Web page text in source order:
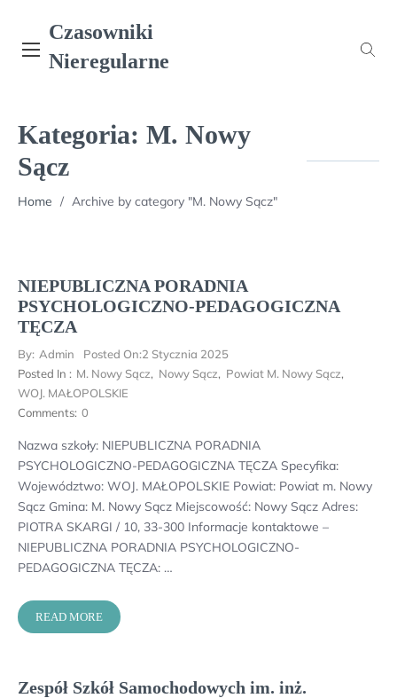
content
Czasowniki
Nieregularne
Kategoria: M. Nowy
Sącz
Home / Archive by category "M. Nowy Sącz"
NIEPUBLICZNA PORADNIA
PSYCHOLOGICZNO-PEDAGOGICZNA
TĘCZA
By: Admin Posted On:2 Stycznia 2025
Posted In : M. Nowy Sącz, Nowy Sącz, Powiat M. Nowy Sącz,
WOJ. MAŁOPOLSKIE
Comments: 0
Nazwa szkoły: NIEPUBLICZNA PORADNIA
PSYCHOLOGICZNO-PEDAGOGICZNA TĘCZA Specyfika:
Województwo: WOJ. MAŁOPOLSKIE Powiat: Powiat m. Nowy
Sącz Gmina: M. Nowy Sącz Miejscowość: Nowy Sącz Adres:
PIOTRA SKARGI / 10, 33-300 Informacje kontaktowe –
NIEPUBLICZNA PORADNIA PSYCHOLOGICZNO-
PEDAGOGICZNA TĘCZA: …
READ MORE
Zespół Szkół Samochodowych im. inż.